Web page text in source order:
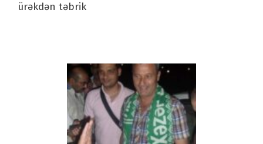
ürəkdən təbrik